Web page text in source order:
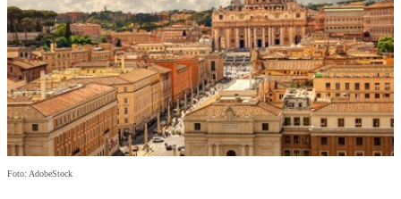
Foto: AdobeStock